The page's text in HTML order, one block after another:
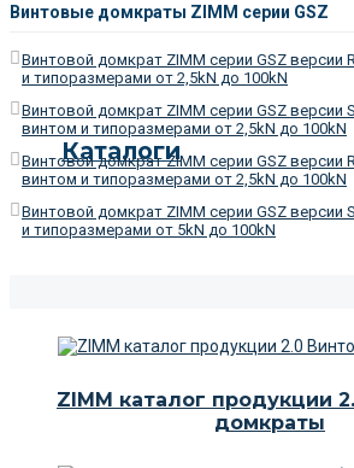
Винтовые домкраты ZIMM серии GSZ
Винтовой домкрат ZIMM серии GSZ
и типоразмерами от 2,5kN до 100kN
Винтовой домкрат ZIMM серии GSZ версии
винтом и типоразмерами от 2,5kN до 100kN
Винтовой домкрат ZIMM серии GSZ версии
винтом и типоразмерами от 2,5kN до 100kN
Винтовой домкрат ZIMM серии GSZ
и типоразмерами от 5kN до 100kN
Каталоги
ZIMM каталог продукции
домкраты